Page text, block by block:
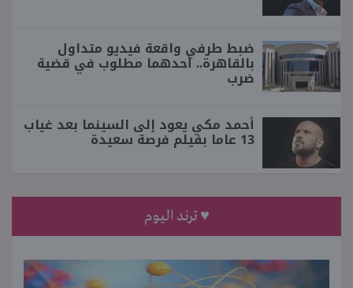
ضبط طرفي واقعة فيديو متداول
بالقاهرة.. أحدهما مطلوب في قضية
ضرب
أحمد مكي يعود إلى السينما بعد غياب
13 عاما بفيلم فرصة سعيدة
♥ ترند اليوم